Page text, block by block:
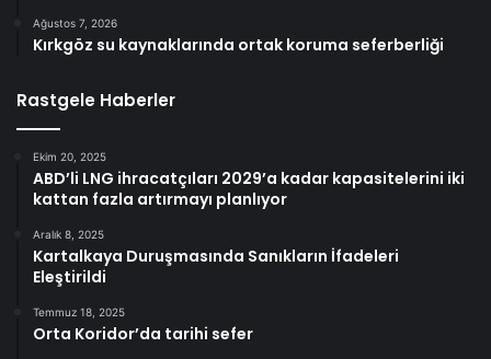
Ağustos 7, 2026
Kırkgöz su kaynaklarında ortak koruma seferberliği
Rastgele Haberler
Ekim 20, 2025
ABD’li LNG ihracatçıları 2029’a kadar kapasitelerini iki
kattan fazla artırmayı planlıyor
Aralık 8, 2025
Kartalkaya Duruşmasında Sanıkların İfadeleri
Eleştirildi
Temmuz 18, 2025
Orta Koridor’da tarihi sefer